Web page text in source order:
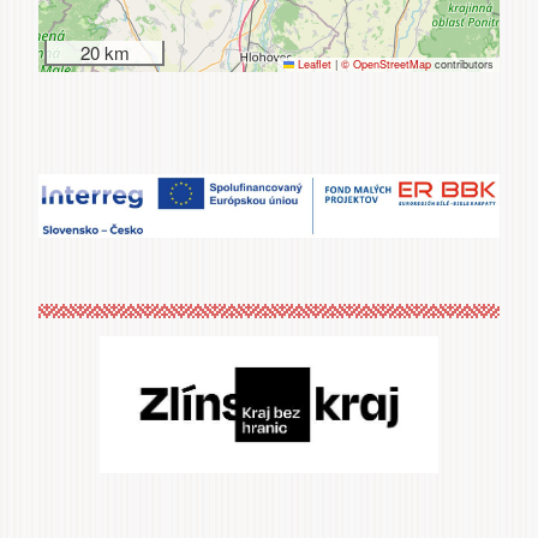
20 km Leaflet | © OpenStreetMap contributors